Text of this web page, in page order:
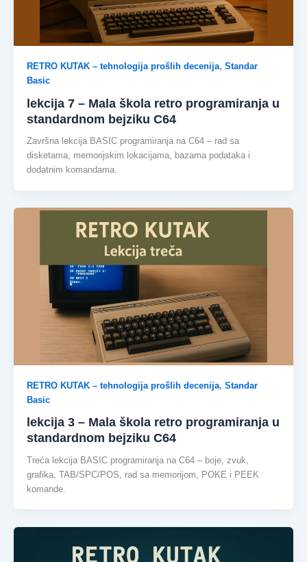
RETRO KUTAK – tehnologija prošlih decenija, Standar
Basic
lekcija 7 – Mala škola retro programiranja u
standardnom bejziku C64
Završna lekcija BASIC programiranja na C64 – rad sa
disketama, memorijskim lokacijama, bazama podataka i
dodatnim komandama.
RETRO KUTAK – tehnologija prošlih decenija, Standar
Basic
lekcija 3 – Mala škola retro programiranja u
standardnom bejziku C64
Treća lekcija BASIC programiranja na C64 – boje, zvuk,
grafika, TAB/SPC/POS, rad sa memorijom, POKE i PEEK
komande.